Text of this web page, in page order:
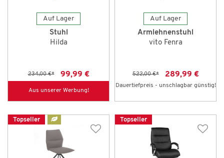
Auf Lager
Stuhl
Hilda
234,00 €* 99,99 €
Aus unserer Werbung!
Auf Lager
Armlehnenstuhl
vito Fenra
522,00 €* 289,99 €
Dauertiefpreis - unschlagbar günstig!
Topseller Topseller